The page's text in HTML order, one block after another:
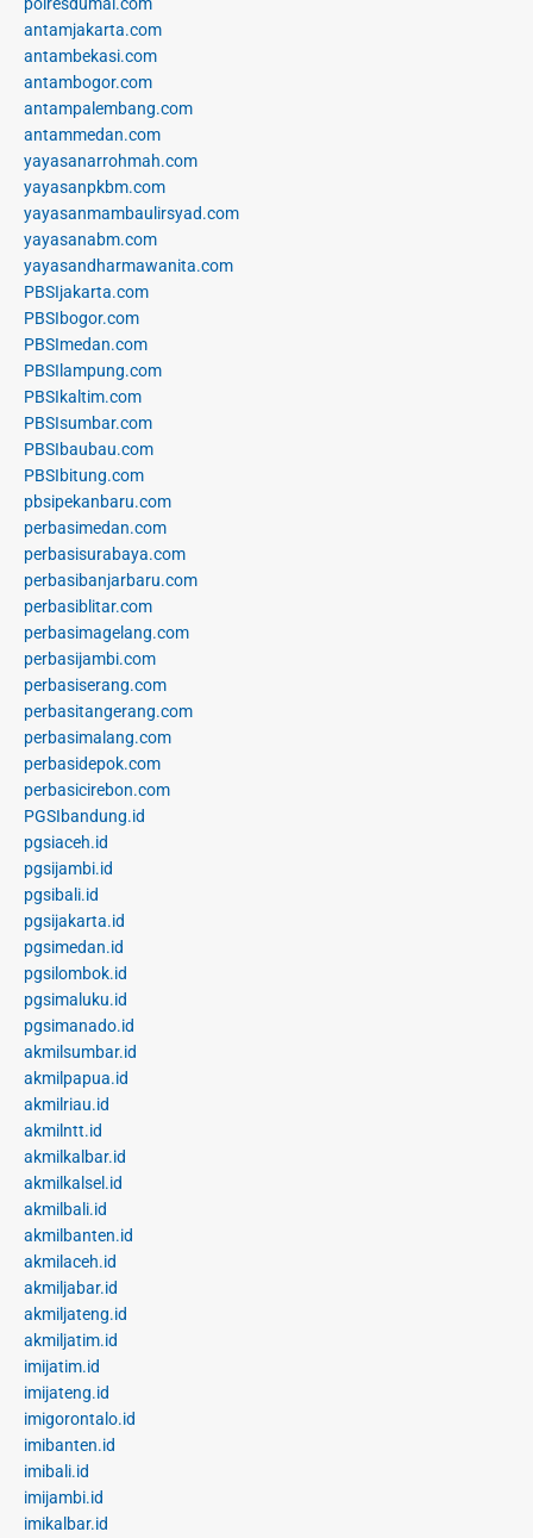
antamjakarta.com
antambekasi.com
antambogor.com
antampalembang.com
antammedan.com
yayasanarrohmah.com
yayasanpkbm.com
yayasanmambaulirsyad.com
yayasanabm.com
yayasandharmawanita.com
PBSIjakarta.com
PBSIbogor.com
PBSImedan.com
PBSIlampung.com
PBSIkaltim.com
PBSIsumbar.com
PBSIbaubau.com
PBSIbitung.com
pbsipekanbaru.com
perbasimedan.com
perbasisurabaya.com
perbasibanjarbaru.com
perbasiblitar.com
perbasimagelang.com
perbasijambi.com
perbasiserang.com
perbasitangerang.com
perbasimalang.com
perbasidepok.com
perbasicirebon.com
PGSIbandung.id
pgsiaceh.id
pgsijambi.id
pgsibali.id
pgsijakarta.id
pgsimedan.id
pgsilombok.id
pgsimaluku.id
pgsimanado.id
akmilsumbar.id
akmilpapua.id
akmilriau.id
akmilntt.id
akmilkalbar.id
akmilkalsel.id
akmilbali.id
akmilbanten.id
akmilaceh.id
akmiljabar.id
akmiljateng.id
akmiljatim.id
imijatim.id
imijateng.id
imigorontalo.id
imibanten.id
imibali.id
imijambi.id
imikalbar.id